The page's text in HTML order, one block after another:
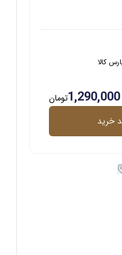
کالا
خرید
1,290,000تومان